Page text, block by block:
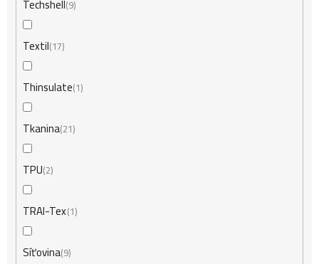
Techshell 9
Textil 17
Thinsulate 1
Tkanina 21
TPU 2
TRAI-Tex 1
Síťovina 9